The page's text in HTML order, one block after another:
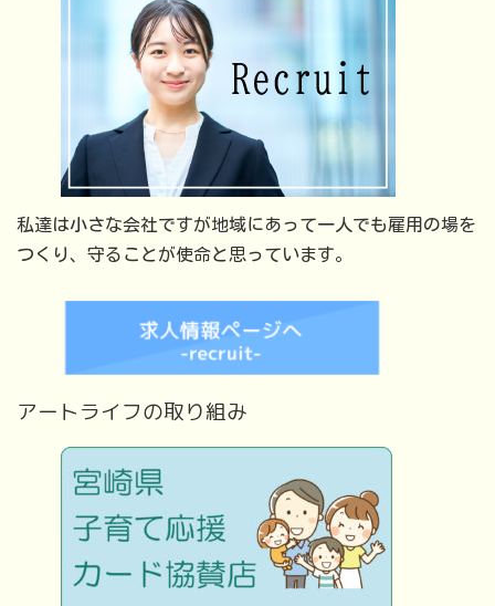
私達は小さな会社ですが地域にあって一人でも雇用の場を
つくり、守ることが使命と思っています。
アートライフの取り組み